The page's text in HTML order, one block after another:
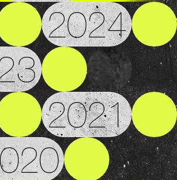
2024
2021